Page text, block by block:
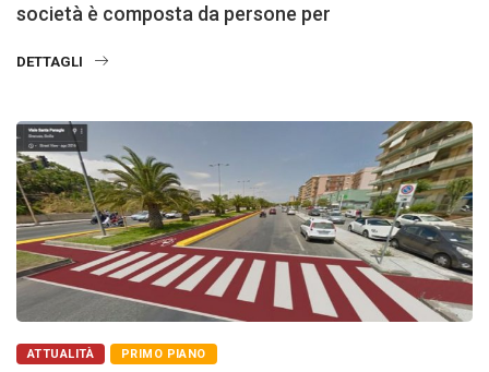
società è composta da persone per
DETTAGLI
ATTUALITÀ PRIMO PIANO